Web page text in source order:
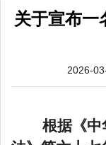
关于宣布一
2026-
根据《中华